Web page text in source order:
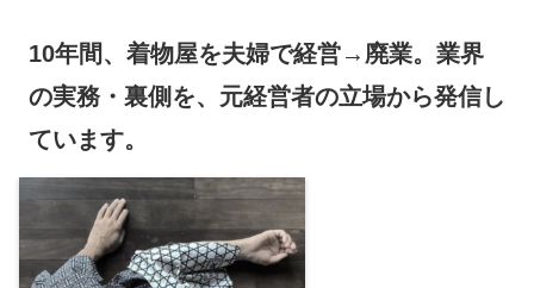
10年間、着物屋を夫婦で経営→廃業。業界
の実務・裏側を、元経営者の立場から発信し
ています。